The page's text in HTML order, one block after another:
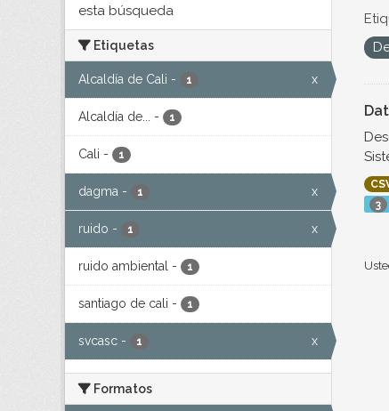
esta búsqueda
Etiquetas
Alcaldía de Cali - 1 x
Alcaldía de... - 1
Cali - 1
dagma - 1 x
ruido - 1 x
ruido ambiental - 1
santiago de cali - 1
svcasc - 1 x
Formatos
3